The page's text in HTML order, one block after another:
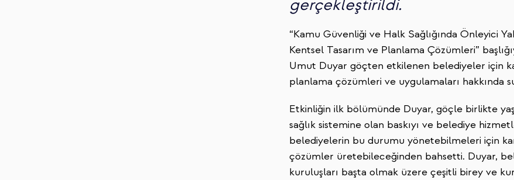
gerçekleştirildi.
“Kamu Güvenliği ve Halk Sağlığında Önleyici
Kentsel Tasarım ve Planlama Çözümleri”
Umut Duyar göçten etkilenen belediyeler için
planlama çözümleri ve uygulamaları hakkında
Etkinliğin ilk bölümünde Duyar, göçle birlikte
sağlık sistemine olan baskıyı ve belediye
belediyelerin bu durumu yönetebilmeleri için
çözümler üretebileceğinden bahsetti. Duyar,
kuruluşları başta olmak üzere çeşitli birey ve